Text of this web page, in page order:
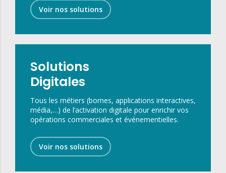
Voir nos solutions
Solutions
Digitales
Tous les métiers (bornes, applications interactives,
média,…) de l’activation digitale pour enrichir vos
opérations commerciales et événementielles.
Voir nos solutions